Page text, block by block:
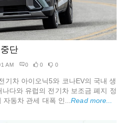
단
AM 0 0 0
기차 아이오닉5와 코나EV의 국내 생
다와 유럽의 전기차 보조금 폐지 정
자동차 관세 대폭 인...Read more...